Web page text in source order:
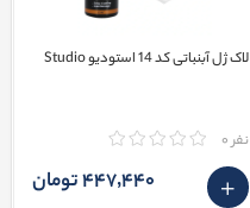
لاک ژل آبنباتی کد 14 استودیو Studio
نفر 0
447٬440 تومان